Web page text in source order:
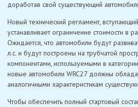
доработав свой существующий
Новый технический регламент,
устанавливает ограничение стоимости в
Ожидается, что автомобили будут
л.с. и будут построены на трубчатой
компонентами, используемыми в
новые автомобили WRC27 должны
аналогичными характеристикам
Чтобы обеспечить полный стартовый